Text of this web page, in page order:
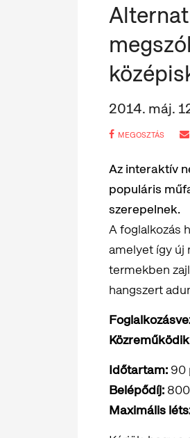
2014. máj.
MEGOSZTÁS
Az interaktív
populáris
szerepelnek.
A foglalkozás
amelyet így új
termekben
hangszert
Időtartam: 90
Belépődíj:
Maximális